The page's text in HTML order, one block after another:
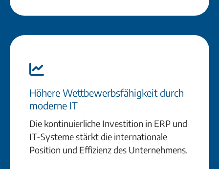
Höhere Wettbewerbsfähigkeit durch
moderne IT
Die kontinuierliche Investition in ERP und
IT-Systeme stärkt die internationale
Position und Effizienz des Unternehmens.